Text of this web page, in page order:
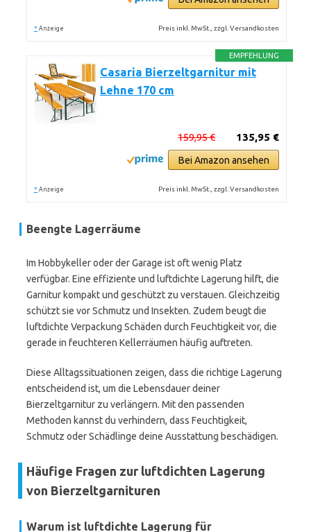
* Anzeige Preis inkl. MwSt., zzgl. Versandkosten
EMPFEHLUNG
Casaria Bierzeltgarnitur mit
Lehne 170 cm
135,95 €
159,95 €
Bei Amazon ansehen
* Anzeige Preis inkl. MwSt., zzgl. Versandkosten
Beengte Lagerräume
Im Hobbykeller oder der Garage ist oft wenig Platz
verfügbar. Eine effiziente und luftdichte Lagerung hilft, die
Garnitur kompakt und geschützt zu verstauen. Gleichzeitig
schützt sie vor Schmutz und Insekten. Zudem beugt die
luftdichte Verpackung Schäden durch Feuchtigkeit vor, die
gerade in feuchteren Kellerräumen häufig auftreten.
Diese Alltagssituationen zeigen, dass die richtige Lagerung
entscheidend ist, um die Lebensdauer deiner
Bierzeltgarnitur zu verlängern. Mit den passenden
Methoden kannst du verhindern, dass Feuchtigkeit,
Schmutz oder Schädlinge deine Ausstattung beschädigen.
Häufige Fragen zur luftdichten Lagerung
von Bierzeltgarnituren
Warum ist luftdichte Lagerung für